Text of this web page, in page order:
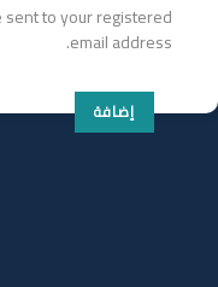
to your registered
email address.